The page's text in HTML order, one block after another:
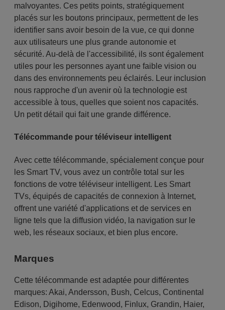
malvoyantes. Ces petits points, stratégiquement
placés sur les boutons principaux, permettent de les
identifier sans avoir besoin de la vue, ce qui donne
aux utilisateurs une plus grande autonomie et
sécurité. Au-delà de l'accessibilité, ils sont également
utiles pour les personnes ayant une faible vision ou
dans des environnements peu éclairés. Leur inclusion
nous rapproche d'un avenir où la technologie est
accessible à tous, quelles que soient nos capacités.
Un petit détail qui fait une grande différence.
Télécommande pour téléviseur intelligent
Avec cette télécommande, spécialement conçue pour
les Smart TV, vous avez un contrôle total sur les
fonctions de votre téléviseur intelligent. Les Smart
TVs, équipés de capacités de connexion à Internet,
offrent une variété d'applications et de services en
ligne tels que la diffusion vidéo, la navigation sur le
web, les réseaux sociaux, et bien plus encore.
Marques
Cette télécommande est adaptée pour différentes
marques: Akai, Andersson, Bush, Celcus, Continental
Edison, Digihome, Edenwood, Finlux, Grandin, Haier,